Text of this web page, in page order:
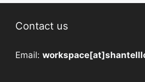
Contact us
Email: